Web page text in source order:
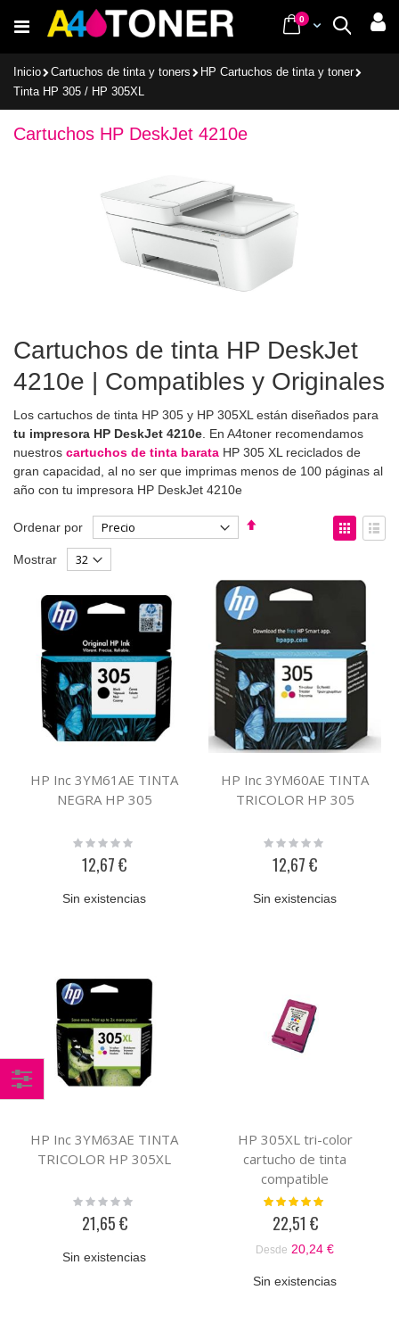
al
Buscar
Cart
0items
Inicio Cartuchos de tinta y toners
HP Cartuchos de tinta y toner
Tinta HP 305 / HP 305XL
Cartuchos HP DeskJet 4210e
Cartuchos de tinta HP DeskJet
4210e | Compatibles y Originales
Los cartuchos de tinta HP 305 y HP 305XL están diseñados para
tu impresora HP DeskJet 4210e . En A4toner recomendamos
nuestros cartuchos de tinta barata HP 305 XL reciclados de
gran capacidad, al no ser que imprimas menos de 100 páginas al
año con tu impresora HP DeskJet 4210e
Ordenar por
Fijar
Ver
como
Mostrar
HP Inc 3YM61AE TINTA
NEGRA HP 305
Rating:
12,67 €
Sin existencias
HP Inc 3YM60AE TINTA
TRICOLOR HP 305
Rating:
12,67 €
Sin existencias
HP Inc 3YM63AE TINTA
TRICOLOR HP 305XL
Rating:
21,65 €
Sin existencias
HP 305XL tri-color
cartucho de tinta
compatible
Valoración:
22,51 €
Desde 20,24 €
Sin existencias
Comprar